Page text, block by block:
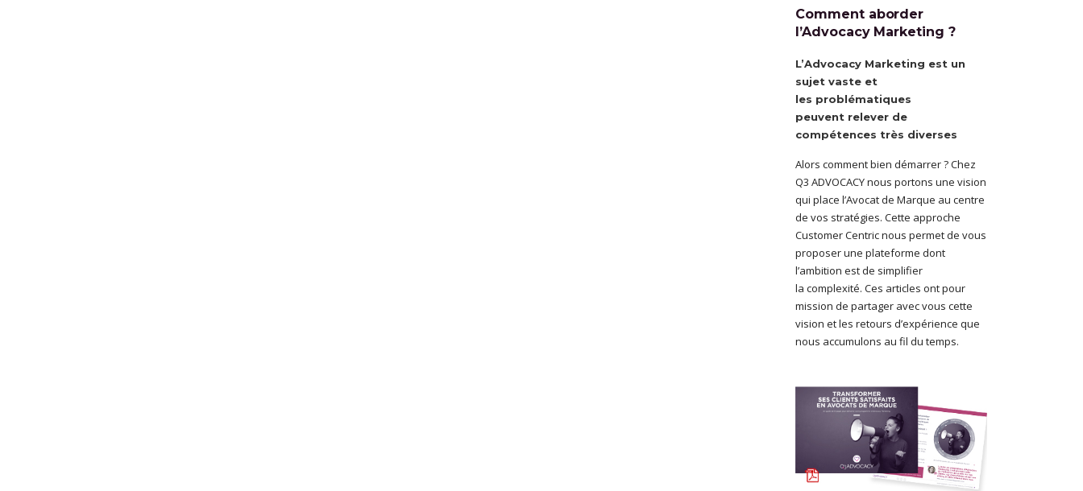
Comment aborder
l’Advocacy Marketing ?
L’Advocacy Marketing est un
sujet vaste et
les problématiques
peuvent relever de
compétences très diverses
Alors comment bien démarrer ? Chez
Q3 ADVOCACY nous portons une vision
qui place l’Avocat de Marque au centre
de vos stratégies. Cette approche
Customer Centric nous permet de vous
proposer une plateforme dont
l’ambition est de simplifier
la complexité. Ces articles ont pour
mission de partager avec vous cette
vision et les retours d’expérience que
nous accumulons au fil du temps.